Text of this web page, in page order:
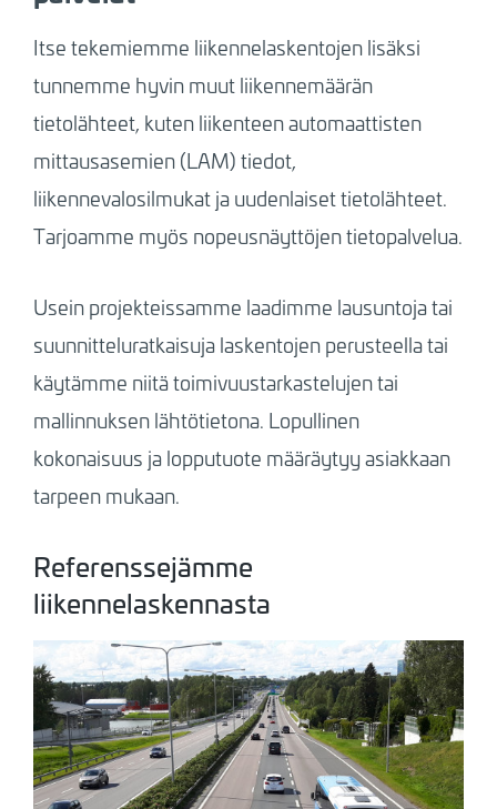
Itse tekemiemme liikennelaskentojen lisäksi
tunnemme hyvin muut liikennemäärän
tietolähteet, kuten liikenteen automaattisten
mittausasemien (LAM) tiedot,
liikennevalosilmukat ja uudenlaiset tietolähteet.
Tarjoamme myös nopeusnäyttöjen tietopalvelua.
Usein projekteissamme laadimme lausuntoja tai
suunnitteluratkaisuja laskentojen perusteella tai
käytämme niitä toimivuustarkastelujen tai
mallinnuksen lähtötietona. Lopullinen
kokonaisuus ja lopputuote määräytyy asiakkaan
tarpeen mukaan.
Referenssejämme
liikennelaskennasta
Kuva